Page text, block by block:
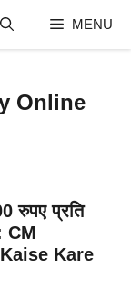
MENU
Online
रुपए प्रति
CM
Kare